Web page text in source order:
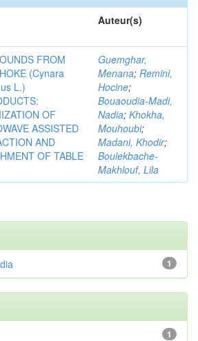
Auteur(s)
FROM
(Cynara
L.)
OF
ASSISTED
AND
OF TABLE
Guemghar,
Menana; Remini,
Hocine;
Bouaoudia-Madi,
Nadia; Khokha,
Mouhoubi;
Madani, Khodir;
Boulekbache-
Makhlouf, Lila
1
1